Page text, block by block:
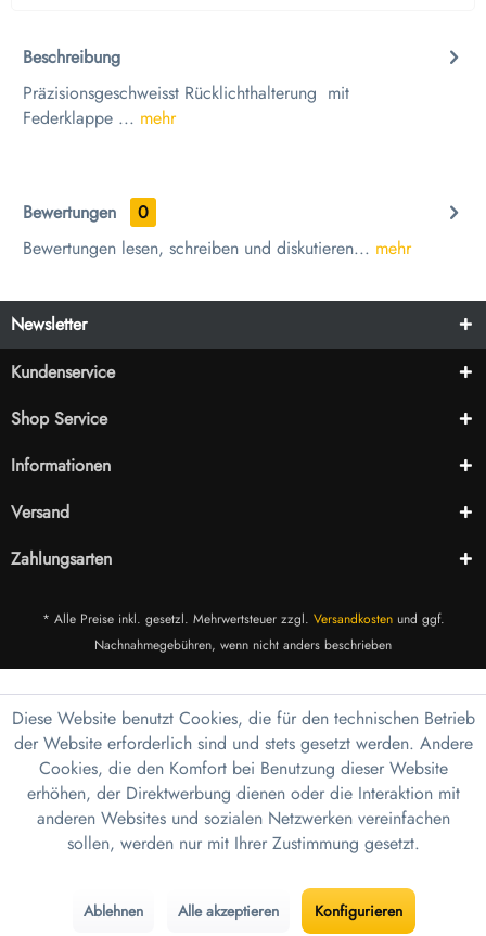
Beschreibung
Präzisionsgeschweisst Rücklichthalterung mit
Federklappe ... mehr
Bewertungen
0
Bewertungen lesen, schreiben und diskutieren... mehr
Newsletter
Kundenservice
Shop Service
Informationen
Versand
Zahlungsarten
* Alle Preise inkl. gesetzl. Mehrwertsteuer zzgl. Versandkostenund ggf.
Nachnahmegebühren, wenn nicht anders beschrieben
Diese Website benutzt Cookies, die für den technischen Betrieb
der Website erforderlich sind und stets gesetzt werden. Andere
Cookies, die den Komfort bei Benutzung dieser Website
erhöhen, der Direktwerbung dienen oder die Interaktion mit
anderen Websites und sozialen Netzwerken vereinfachen
sollen, werden nur mit Ihrer Zustimmung gesetzt.
Ablehnen Alle akzeptieren Konfigurieren